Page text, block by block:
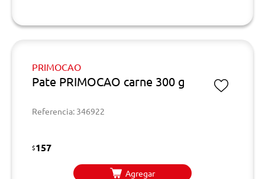
PRIMOCAO
Pate PRIMOCAO carne 300 g
Referencia: 346922
$157
Agregar